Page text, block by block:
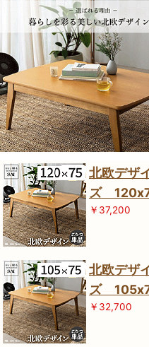
北欧デザ
ズ
￥37,200
北欧デザ
ズ
￥32,700